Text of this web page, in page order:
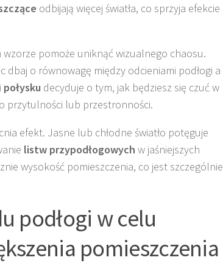
odbijają więcej światła, co sprzyja efekcie
pomoże uniknąć wizualnego chaosu.
dbaj o równowagę między odcieniami podłogi a
i połysku decyduje o tym, jak będziesz się czuć w
przytulności lub przestronności.
efekt. Jasne lub chłodne światło potęguje
listw przypodłogowych w jaśniejszych
wysokość pomieszczenia, co jest szczególnie
podłogi w celu
pomieszczenia